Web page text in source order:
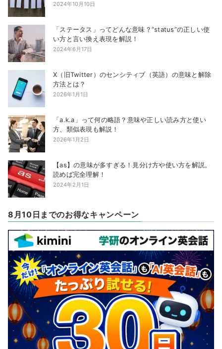
2024年10月10日
「ステータス」ってどんな意味？”status”の正しい使
い方と言い換え表現を解説！
2024年6月17日
X（旧Twitter）のセンシティブ（英語）の意味と解除
方法とは？
2026年1月1日
「a.k.a」って何の略語？意味や正しい読み方と使い
方、類似表現も解説！
2026年1月2日
【as】の意味が多すぎる！見分け方や使い方を解説。
読めば完全理解！
2024年2月1日
8月10日までのお得なキャンペーン